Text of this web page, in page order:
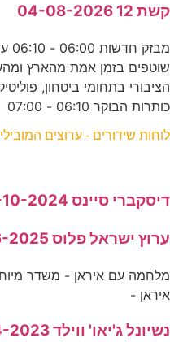
קשת 12 04-08-2026
שוטפים בזמן אמת מהארץ
הציבורי בתחומי ביטחון,
כותרות הבוקר 06:10 - 07:00
לוחות שידורים - ערוצים
דיסקברי סיינס 07-10-2024
ערוץ ישראל פלוס 17-06-2025
איראן -
נשיונל ג'יאו' ווילד 13-04-2023